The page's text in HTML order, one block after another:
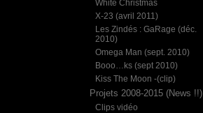
White Christmas
X-23 (avril 2011)
Les Zindés : GaRage (déc.
2010)
Omega Man (sept. 2010)
Booo…ks (sept 2010)
Kiss The Moon -(clip)
Projets 2008-2015 (News !!)
Clips vidéo